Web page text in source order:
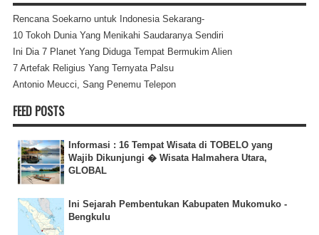
Rencana Soekarno untuk Indonesia Sekarang-
10 Tokoh Dunia Yang Menikahi Saudaranya Sendiri
Ini Dia 7 Planet Yang Diduga Tempat Bermukim Alien
7 Artefak Religius Yang Ternyata Palsu
Antonio Meucci, Sang Penemu Telepon
FEED POSTS
Informasi : 16 Tempat Wisata di TOBELO yang
Wajib Dikunjungi � Wisata Halmahera Utara,
GLOBAL
Ini Sejarah Pembentukan Kabupaten Mukomuko -
Bengkulu